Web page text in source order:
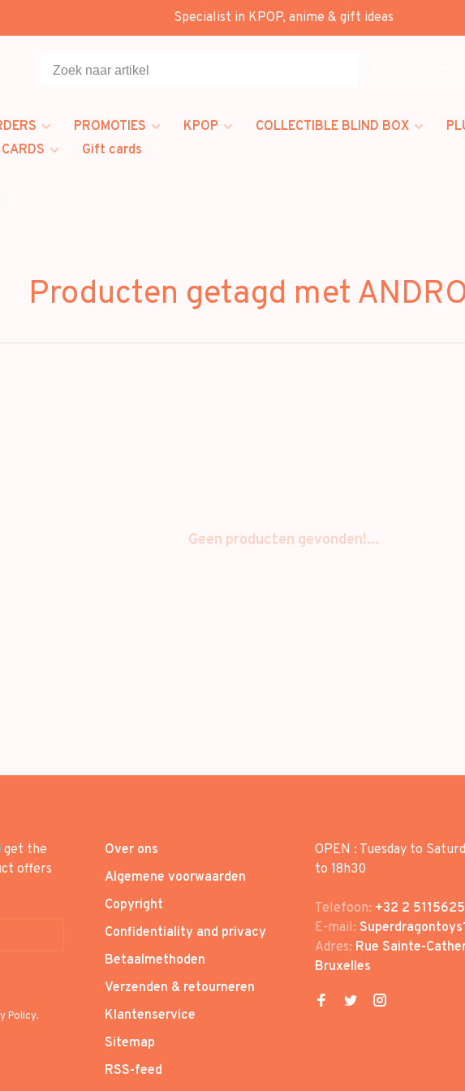
Specialist in KPOP, anime & gift ideas
PROMOTIES KPOP COLLECTIBLE BLIND BOX
Gift cards
Producten getagd met
Geen producten gevonden!...
get the
offers
Policy.
Over ons
Algemene voorwaarden
Copyright
Confidentiality and privacy
Betaalmethoden
Verzenden & retourneren
Klantenservice
Sitemap
RSS-feed
OPEN : Tuesday to
to 18h30
Telefoon: +32 2 5115625
E-mail:
Adres: Rue Sainte-
Bruxelles